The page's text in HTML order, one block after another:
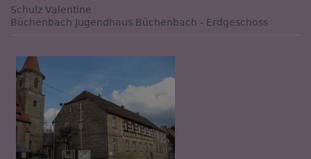
Schulz Valentine
Büchenbach Jugendhaus Büchenbach - Erdgeschoss